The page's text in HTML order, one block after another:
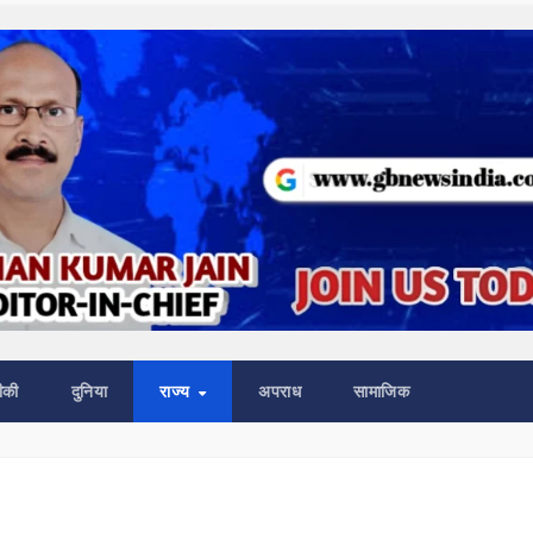
दुनिया राज्य अपराध सामाजिक